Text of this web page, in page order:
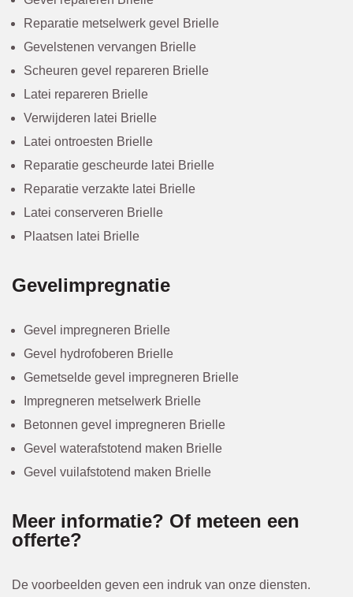
Reparatie metselwerk gevel Brielle
Gevelstenen vervangen Brielle
Scheuren gevel repareren Brielle
Latei repareren Brielle
Verwijderen latei Brielle
Latei ontroesten Brielle
Reparatie gescheurde latei Brielle
Reparatie verzakte latei Brielle
Latei conserveren Brielle
Plaatsen latei Brielle
Gevelimpregnatie
Gevel impregneren Brielle
Gevel hydrofoberen Brielle
Gemetselde gevel impregneren Brielle
Impregneren metselwerk Brielle
Betonnen gevel impregneren Brielle
Gevel waterafstotend maken Brielle
Gevel vuilafstotend maken Brielle
Meer informatie? Of meteen een
offerte?
De voorbeelden geven een indruk van onze diensten.